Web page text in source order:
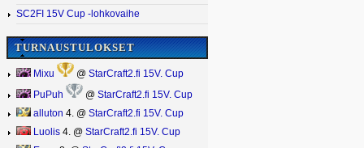
SC2FI 15V Cup -lohkovaihe
TURNAUSTULOKSET
Mixu @ StarCraft2.fi 15V. Cup
PuPuh @ StarCraft2.fi 15V. Cup
alluton 4. @ StarCraft2.fi 15V. Cup
Luolis 4. @ StarCraft2.fi 15V. Cup